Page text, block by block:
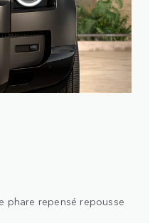
phare repensé repousse